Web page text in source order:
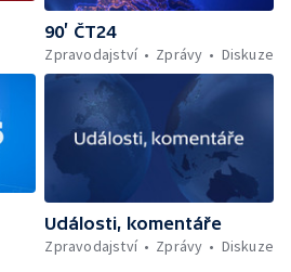
90’ ČT24
Zpravodajství
Zprávy Diskuze
Události, komentáře
Zpravodajství
Zprávy Diskuze